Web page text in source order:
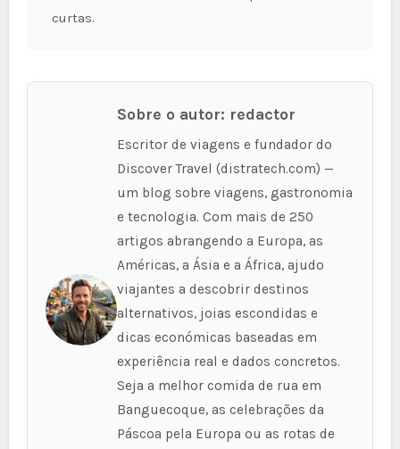
curtas.
Sobre o autor: redactor
Escritor de viagens e fundador do
Discover Travel (distratech.com) —
um blog sobre viagens, gastronomia
e tecnologia. Com mais de 250
artigos abrangendo a Europa, as
Américas, a Ásia e a África, ajudo
viajantes a descobrir destinos
alternativos, joias escondidas e
dicas económicas baseadas em
experiência real e dados concretos.
Seja a melhor comida de rua em
Banguecoque, as celebrações da
Páscoa pela Europa ou as rotas de